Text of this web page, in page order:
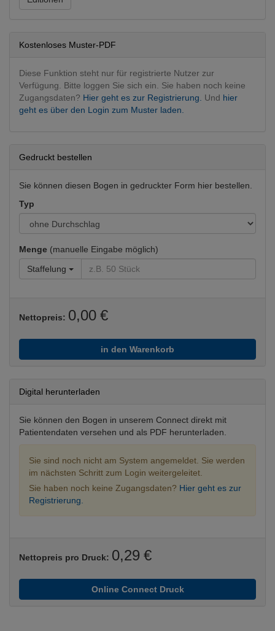
Gynäkologie
Kostenloses Muster-PDF
Diese Funktion steht nur für registrierte Nutzer zur
Verfügung. Bitte loggen Sie sich ein. Sie haben noch keine
Zugangsdaten? Hier geht es zur Registrierung. Und hier
geht es über den Login zum Muster laden.
Gedruckt bestellen
Sie können diesen Bogen in gedruckter Form hier bestellen.
Typ
Menge (manuelle Eingabe möglich)
Staffelung
Nettopreis: 0,00 €
in den Warenkorb
Digital herunterladen
Sie können den Bogen in unserem Connect direkt mit
Patientendaten versehen und als PDF herunterladen.
Sie sind noch nicht am System angemeldet. Sie werden
im nächsten Schritt zum Login weitergeleitet.
Sie haben noch keine Zugangsdaten? Hier geht es zur
Registrierung.
Nettopreis pro Druck: 0,29 €
Online Connect Druck